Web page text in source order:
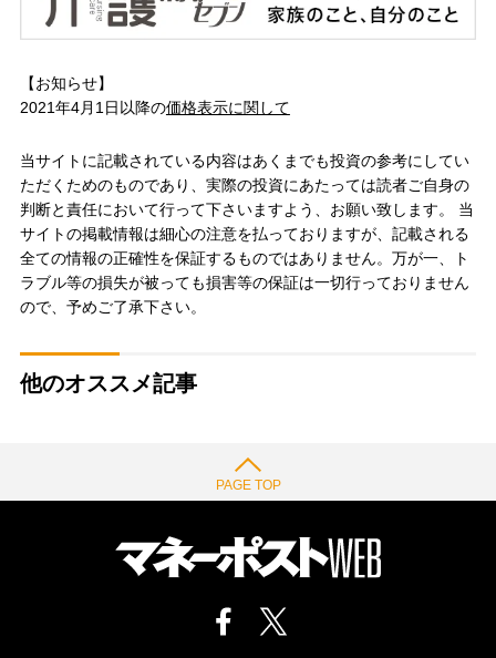
【お知らせ】
2021年4月1日以降の価格表示に関して
当サイトに記載されている内容はあくまでも投資の参考にしてい
ただくためのものであり、実際の投資にあたっては読者ご自身の
判断と責任において行って下さいますよう、お願い致します。 当
サイトの掲載情報は細心の注意を払っておりますが、記載される
全ての情報の正確性を保証するものではありません。万が一、ト
ラブル等の損失が被っても損害等の保証は一切行っておりません
ので、予めご了承下さい。
他のオススメ記事
PAGE TOP